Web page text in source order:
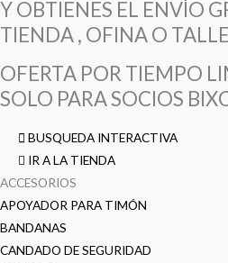
Y OBTIENES EL ENVÍO
TIENDA , OFINA O
OFERTA POR TIEMPO
SOLO PARA SOCIOS
BUSQUEDA INTERACTIVA
IR A LA TIENDA
ACCESORIOS
APOYADOR PARA TIMÓN
BANDANAS
CANDADO DE SEGURIDAD